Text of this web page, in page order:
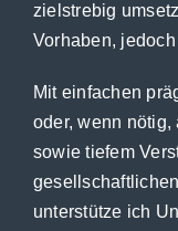
zielstrebig
Vorhaben,
Mit einfachen
oder, wenn nötig,
sowie tiefem
unterstütze ich